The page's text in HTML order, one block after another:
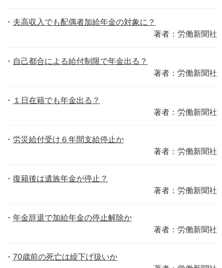
夫高収入でも配偶者加給年金の対象に？
著者：労働新聞社
自己都合による給付制限で年金出る？
著者：労働新聞社
１日在籍でも年金出る？
著者：労働新聞社
労災給付受け６年間支給停止か
著者：労働新聞社
復籍後は遺族年金が停止？
著者：労働新聞社
年金辞退で加給年金の停止解除か
著者：労働新聞社
70歳前の死亡は繰下げ扱いか